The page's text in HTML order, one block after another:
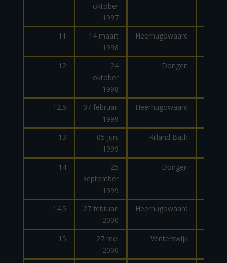
oktober
1997
11
14 maart
1998
Heerhugowaard
12
24
oktober
1998
Dongen
12.5
07 februari
1999
Heerhugowaard
13
05 juni
1999
Rilland Bath
14
25
september
1999
Dongen
14.5
27 februari
2000
Heerhugowaard
15
27 mei
2000
Winterswijk